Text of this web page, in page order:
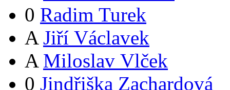
0 Radim Turek
A Jiří Václavek
A Miloslav Vlček
0 Jindřiška Zachardová